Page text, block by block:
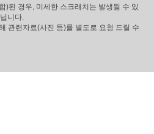
)된 경우, 미세한 스크래치는 발생될 수 있
니다.
관련자료(사진 등)를 별도로 요청 드릴 수